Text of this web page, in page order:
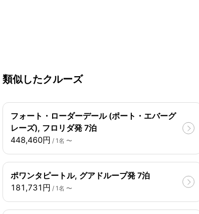
類似したクルーズ
フォート・ローダーデール (ポート・エバーグ
レーズ), フロリダ発 7泊
448,460円 / 1名 〜
ポワンタピートル, グアドループ発 7泊
181,731円 / 1名 〜